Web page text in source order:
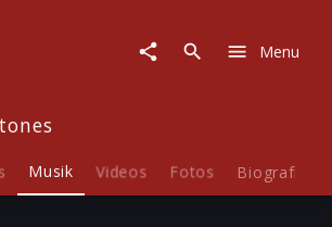
Menu
Musik Videos Fotos Biografie